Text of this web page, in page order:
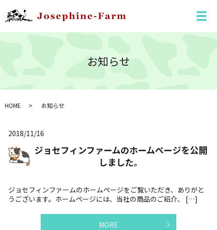
メ
お知らせ
HOME お知らせ
2018/11/16
ジョセフィンファームのホームページを公開
しました。
ジョセフィンファームのホームページをご覧いただき、ありがと
うございます。ホームページには、当社の商品のご紹介、 […]
MORE